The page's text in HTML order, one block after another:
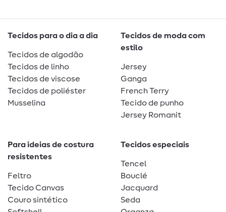
Tecidos para o dia a dia
Tecidos de algodão
Tecidos de linho
Tecidos de viscose
Tecidos de poliéster
Musselina
Tecidos de moda com
estilo
Jersey
Ganga
French Terry
Tecido de punho
Jersey Romanit
Para ideias de costura
resistentes
Feltro
Tecido Canvas
Couro sintético
Tecidos especiais
Tencel
Bouclé
Jacquard
Seda